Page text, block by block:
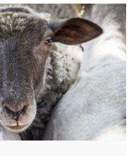
di convivialità e ad
preparata dagli abitanti
la festa della